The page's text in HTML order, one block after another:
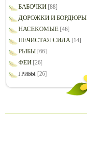
БАБОЧКИ [88]
ДОРОЖКИ И БОРДЮРЫ
НАСЕКОМЫЕ [46]
НЕЧИСТАЯ СИЛА [14]
РЫБЫ [66]
ФЕИ [26]
ГРИБЫ [26]